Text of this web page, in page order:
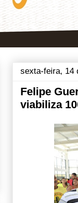
sexta-feira, 14
Felipe
viabiliza